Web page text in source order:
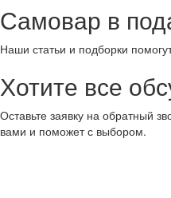
Самовар в
Наши статьи и подборки
Хотите все
Оставьте заявку на обратный
вами и поможет с выбором.